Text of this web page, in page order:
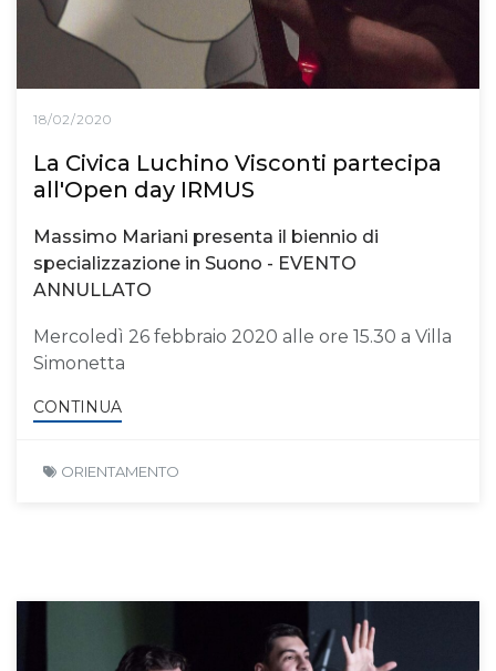
18/02/2020
La Civica Luchino Visconti partecipa
all'Open day IRMUS
Massimo Mariani presenta il biennio di
specializzazione in Suono - EVENTO
ANNULLATO
Mercoledì 26 febbraio 2020 alle ore 15.30 a Villa
Simonetta
CONTINUA
ORIENTAMENTO